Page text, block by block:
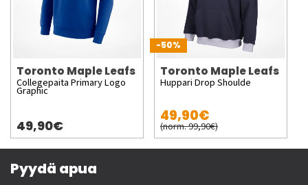
Toronto Maple Leafs
Collegepaita Primary Logo
Graphic
49,90€
-50%
Toronto Maple Leafs
Huppari Drop Shoulde
49,90€
(norm. 99,90€)
Pyydä apua